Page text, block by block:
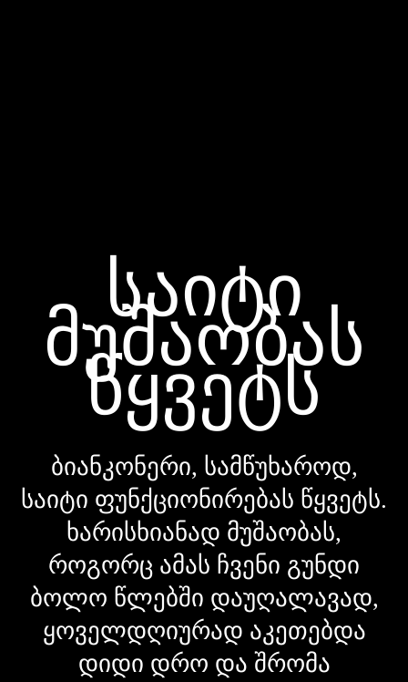
საიტი
მუშაობას
წყვეტს
ბიანკონერი, სამწუხაროდ,
საიტი ფუნქციონირებას წყვეტს.
ხარისხიანად მუშაობას,
როგორც ამას ჩვენი გუნდი
ბოლო წლებში დაუღალავად,
ყოველდღიურად აკეთებდა
დიდი დრო და შრომა